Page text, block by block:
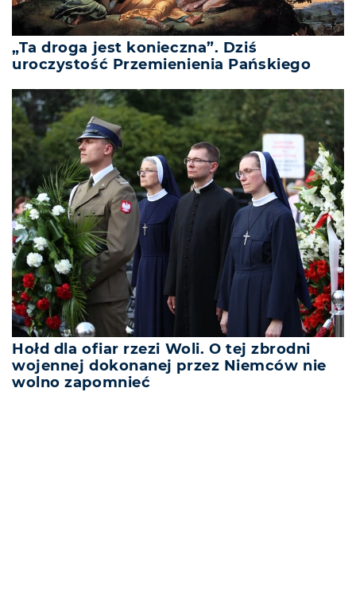
„Ta droga jest konieczna”. Dziś
uroczystość Przemienienia Pańskiego
Hołd dla ofiar rzezi Woli. O tej zbrodni
wojennej dokonanej przez Niemców nie
wolno zapomnieć